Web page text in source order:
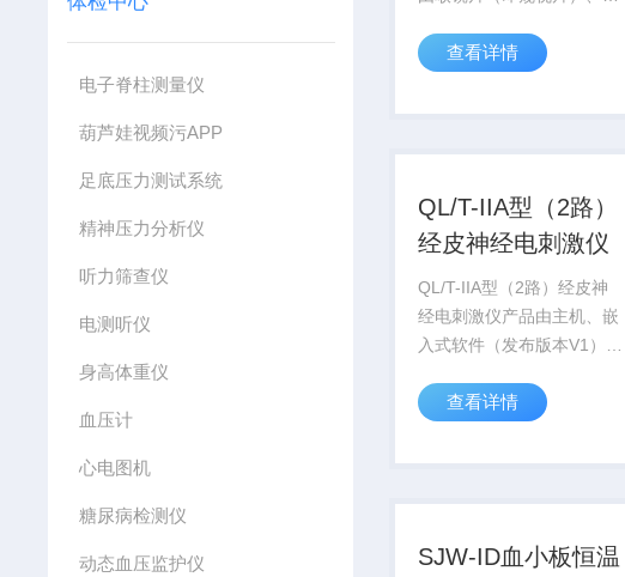
电子脊柱测量仪
葫芦娃视频污APP
足底压力测试系统
精神压力分析仪
听力筛查仪
电测听仪
身高体重仪
血压计
心电图机
糖尿病检测仪
动态血压监护仪
查看详情
QL/T-IIA型（2路）
经皮神经电刺激仪
QL/T-IIA型（2路）经皮神
经电刺激仪产品由主机、嵌
入式软件（发布版本V1）、
疗电极固定装置和电源线组
为Ⅱ型两组输出和Ⅲ型三组输
查看详情
SJW-ID血小板恒温